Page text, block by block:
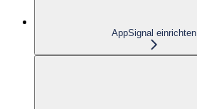
AppSignal einrichten